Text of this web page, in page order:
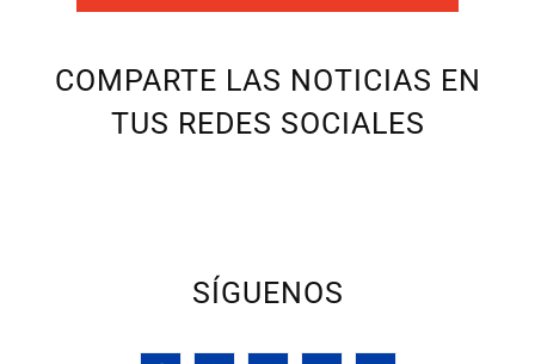
COMPARTE LAS NOTICIAS EN
TUS REDES SOCIALES
SÍGUENOS